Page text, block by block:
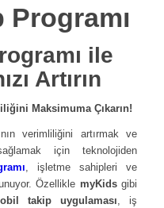
Programı
ile
Artırın
Maksimuma Çıkarın!
verimliliğini artırmak ve
için teknolojiden
, işletme sahipleri ve
Özellikle myKidsgibi
takip uygulaması, iş